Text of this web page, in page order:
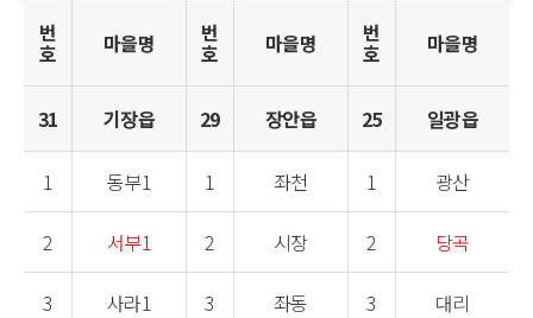
번
호 마을명 번
호 마을명 번
호 마을명
31 기장읍 29 장안읍 25 일광읍
1 동부1 1 좌천 1 광산
2 서부1 2 시장 2 당곡
3 사라1 3 좌동 3 대리